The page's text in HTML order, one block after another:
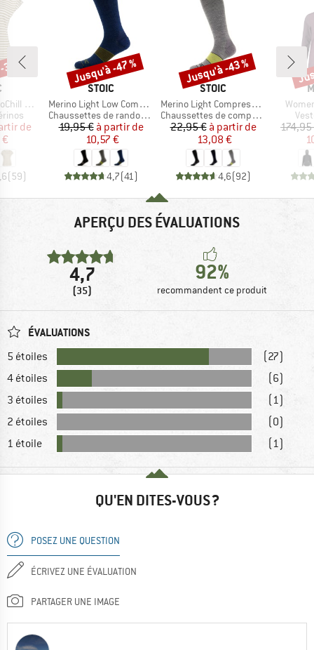
Tee St
réduit
de
(59)
%
MARQUE
STOIC
Article
Merino Light Low Compression Socks
Product group
Chaussettes de randonnée
Prix
19,95 € Prix réduit
à partir de
10,57 €
4,7(41 )
Remise
Jusqu'à -47 %
MARQUE
STOIC
Article
Merino Light Compression Socks
Product group
Chaussettes de compression
Prix
22,95 € Prix réduit
à partir de
13,08 €
4,6(92)
Remise
Jusqu'à -43 %
Article
APERÇU DES ÉVALUATIONS
4,7
(35)
92%
recommandent ce produit
ÉVALUATIONS
5 étoiles
(27)
4 étoiles
(6)
3 étoiles
(1)
2 étoiles
(0)
1 étoile
(1)
QU'EN DITES-VOUS ?
POSEZ UNE QUESTION
ÉCRIVEZ UNE ÉVALUATION
PARTAGER UNE IMAGE